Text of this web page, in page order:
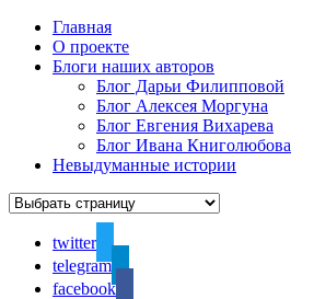
Главная
О проекте
Блоги наших авторов
Блог Дарьи Филипповой
Блог Алексея Моргуна
Блог Евгения Вихарева
Блог Ивана Книголюбова
Невыдуманные истории
twitter
telegram
facebook